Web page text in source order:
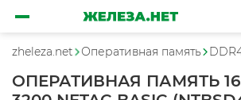
zheleza.net Оперативная память
ОПЕРАТИВНАЯ ПАМЯТЬ